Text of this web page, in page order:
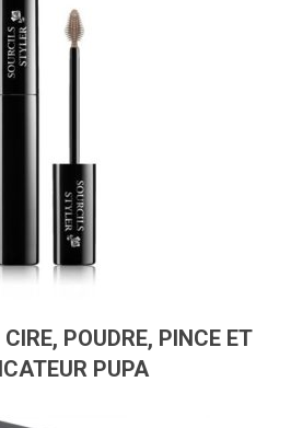
CIRE, POUDRE, PINCE ET
PUPA